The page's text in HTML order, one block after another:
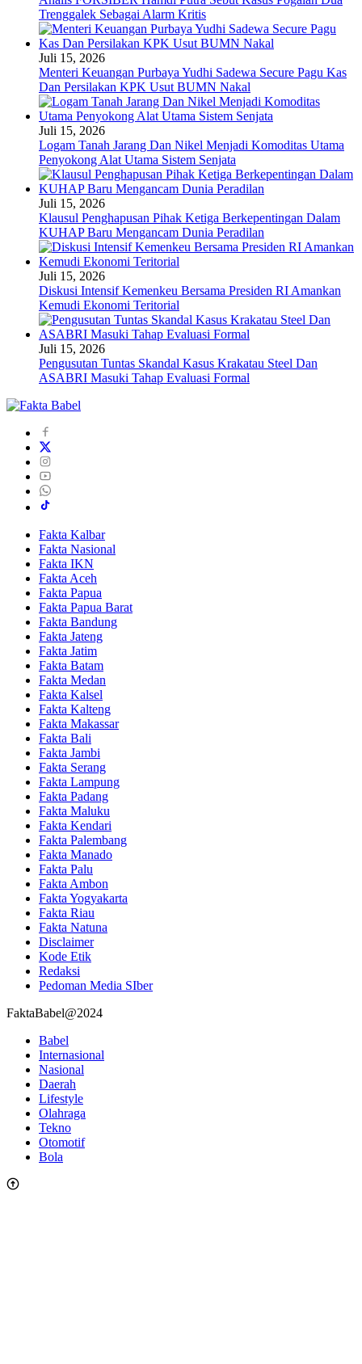
Trenggalek Sebagai Alarm Kritis
Juli 15, 2026
Menteri Keuangan Purbaya Yudhi Sadewa Secure Pagu Kas
Dan Persilakan KPK Usut BUMN Nakal
Juli 15, 2026
Logam Tanah Jarang Dan Nikel Menjadi Komoditas Utama
Penyokong Alat Utama Sistem Senjata
Juli 15, 2026
Klausul Penghapusan Pihak Ketiga Berkepentingan Dalam
KUHAP Baru Mengancam Dunia Peradilan
Juli 15, 2026
Diskusi Intensif Kemenkeu Bersama Presiden RI Amankan
Kemudi Ekonomi Teritorial
Juli 15, 2026
Pengusutan Tuntas Skandal Kasus Krakatau Steel Dan
ASABRI Masuki Tahap Evaluasi Formal
Fakta Kalbar
Fakta Nasional
Fakta IKN
Fakta Aceh
Fakta Papua
Fakta Papua Barat
Fakta Bandung
Fakta Jateng
Fakta Jatim
Fakta Batam
Fakta Medan
Fakta Kalsel
Fakta Kalteng
Fakta Makassar
Fakta Bali
Fakta Jambi
Fakta Serang
Fakta Lampung
Fakta Padang
Fakta Maluku
Fakta Kendari
Fakta Palembang
Fakta Manado
Fakta Palu
Fakta Ambon
Fakta Yogyakarta
Fakta Riau
Fakta Natuna
Disclaimer
Kode Etik
Redaksi
Pedoman Media SIber
FaktaBabel@2024
Babel
Internasional
Nasional
Daerah
Lifestyle
Olahraga
Tekno
Otomotif
Bola